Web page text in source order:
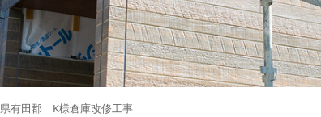
有田郡 K様倉庫改修工事